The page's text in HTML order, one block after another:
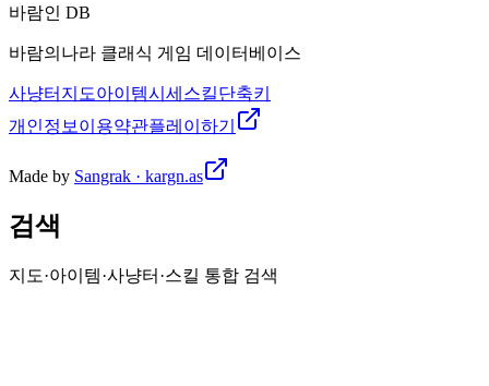
바람인 DB
바람의나라 클래식 게임 데이터베이스
사냥터 지도아이템시세 스킬단축키
개인정보 이용약관플레이하기
Made by Sangrak · kargn.as
검색
지도·아이템·사냥터·스킬 통합 검색